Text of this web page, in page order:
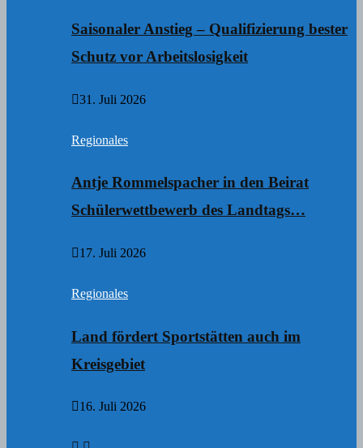
Saisonaler Anstieg – Qualifizierung bester
Schutz vor Arbeitslosigkeit
31. Juli 2026
Regionales
Antje Rommelspacher in den Beirat
Schülerwettbewerb des Landtags…
17. Juli 2026
Regionales
Land fördert Sportstätten auch im
Kreisgebiet
16. Juli 2026